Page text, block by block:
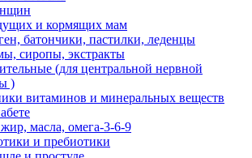
и кормящих мам
батончики, пастилки, леденцы
сиропы, экстракты
(для центральной нервной
)
витаминов и минеральных веществ
масла, омега-3-6-9
и пребиотики